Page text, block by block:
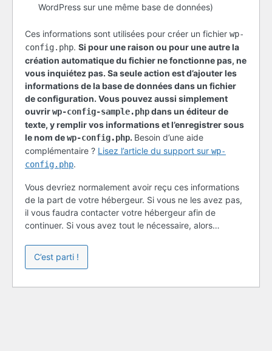
WordPress sur une même base de données)
Ces informations sont utilisées pour créer un fichier wp-
config.php. Si pour une raison ou pour une autre la
création automatique du fichier ne fonctionne pas, ne
vous inquiétez pas. Sa seule action est d’ajouter les
informations de la base de données dans un fichier
de configuration. Vous pouvez aussi simplement
ouvrirwp-config-sample.phpdans un éditeur de
texte, y remplir vos informations et l’enregistrer sous
le nom dewp-config.php. Besoin d’une aide
complémentaire ? Lisez l’article du support sur wp-
config.php.
Vous devriez normalement avoir reçu ces informations
de la part de votre hébergeur. Si vous ne les avez pas,
il vous faudra contacter votre hébergeur afin de
continuer. Si vous avez tout le nécessaire, alors…
C’est parti !